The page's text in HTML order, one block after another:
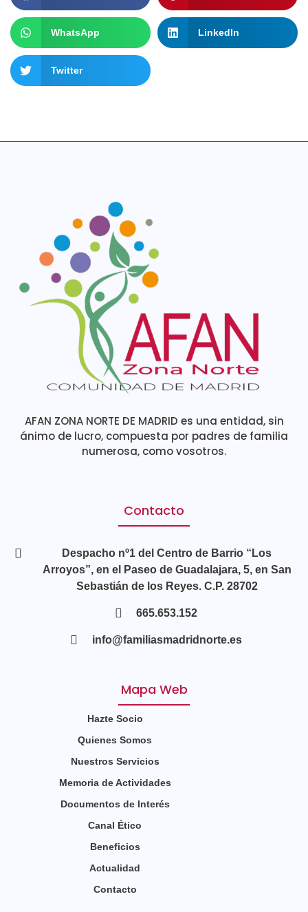
WhatsApp LinkedIn
Twitter
AFAN ZONA NORTE DE MADRID es una entidad, sin
ánimo de lucro, compuesta por padres de familia
numerosa, como vosotros.
Contacto
Despacho nº1 del Centro de Barrio “Los
Arroyos”, en el Paseo de Guadalajara, 5, en San
Sebastián de los Reyes. C.P. 28702
665.653.152
info@familiasmadridnorte.es
Mapa Web
Hazte Socio
Quienes Somos
Nuestros Servicios
Memoria de Actividades
Documentos de Interés
Canal Ético
Beneficios
Actualidad
Contacto